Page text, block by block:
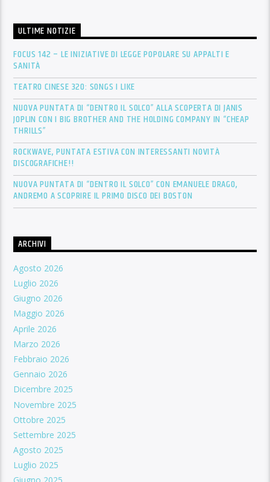
ULTIME NOTIZIE
FOCUS 142 – LE INIZIATIVE DI LEGGE POPOLARE SU APPALTI E
SANITÀ
TEATRO CINESE 320: SONGS I LIKE
NUOVA PUNTATA DI “DENTRO IL SOLCO” ALLA SCOPERTA DI JANIS
JOPLIN CON I BIG BROTHER AND THE HOLDING COMPANY IN “CHEAP
THRILLS”
ROCKWAVE, PUNTATA ESTIVA CON INTERESSANTI NOVITÀ
DISCOGRAFICHE!!
NUOVA PUNTATA DI “DENTRO IL SOLCO” CON EMANUELE DRAGO,
ANDREMO A SCOPRIRE IL PRIMO DISCO DEI BOSTON
ARCHIVI
Agosto 2026
Luglio 2026
Giugno 2026
Maggio 2026
Aprile 2026
Marzo 2026
Febbraio 2026
Gennaio 2026
Dicembre 2025
Novembre 2025
Ottobre 2025
Settembre 2025
Agosto 2025
Luglio 2025